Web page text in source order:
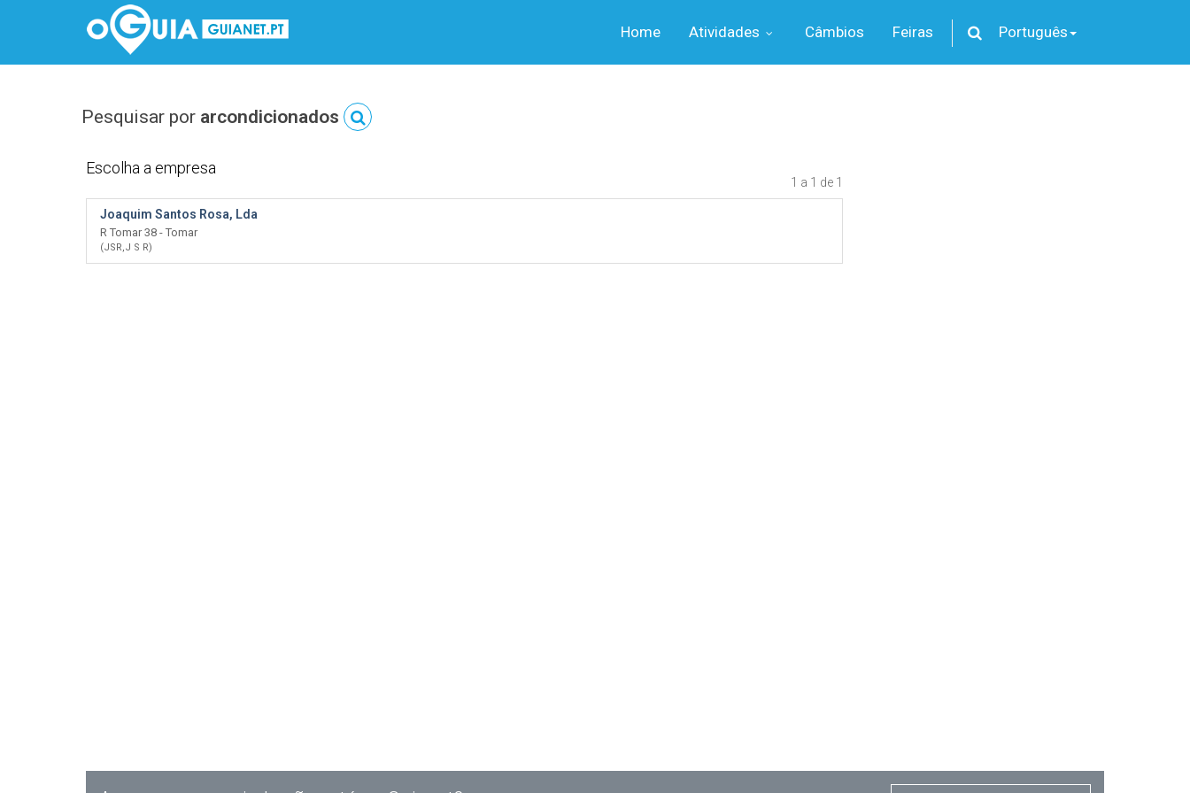
Home Atividades Câmbios Feiras Português
Pesquisar por arcondicionados
Escolha a empresa
1 a 1 de 1
Joaquim Santos Rosa, Lda
R Tomar 38 - Tomar
(JSR,J S R)